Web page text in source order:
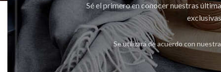
Sé el primero en conocer nuestras
Se utilizará de acuerdo con nuestra
AMONIACO
Publicado por
Activado 10